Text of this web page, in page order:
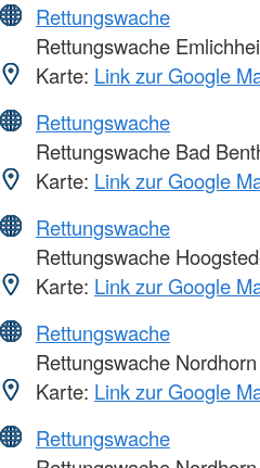
Rettungswache
Rettungswache
Karte: Link zur Google
Rettungswache
Rettungswache Bad
Karte: Link zur Google
Rettungswache
Rettungswache
Karte: Link zur Google
Rettungswache
Rettungswache
Karte: Link zur Google
Rettungswache